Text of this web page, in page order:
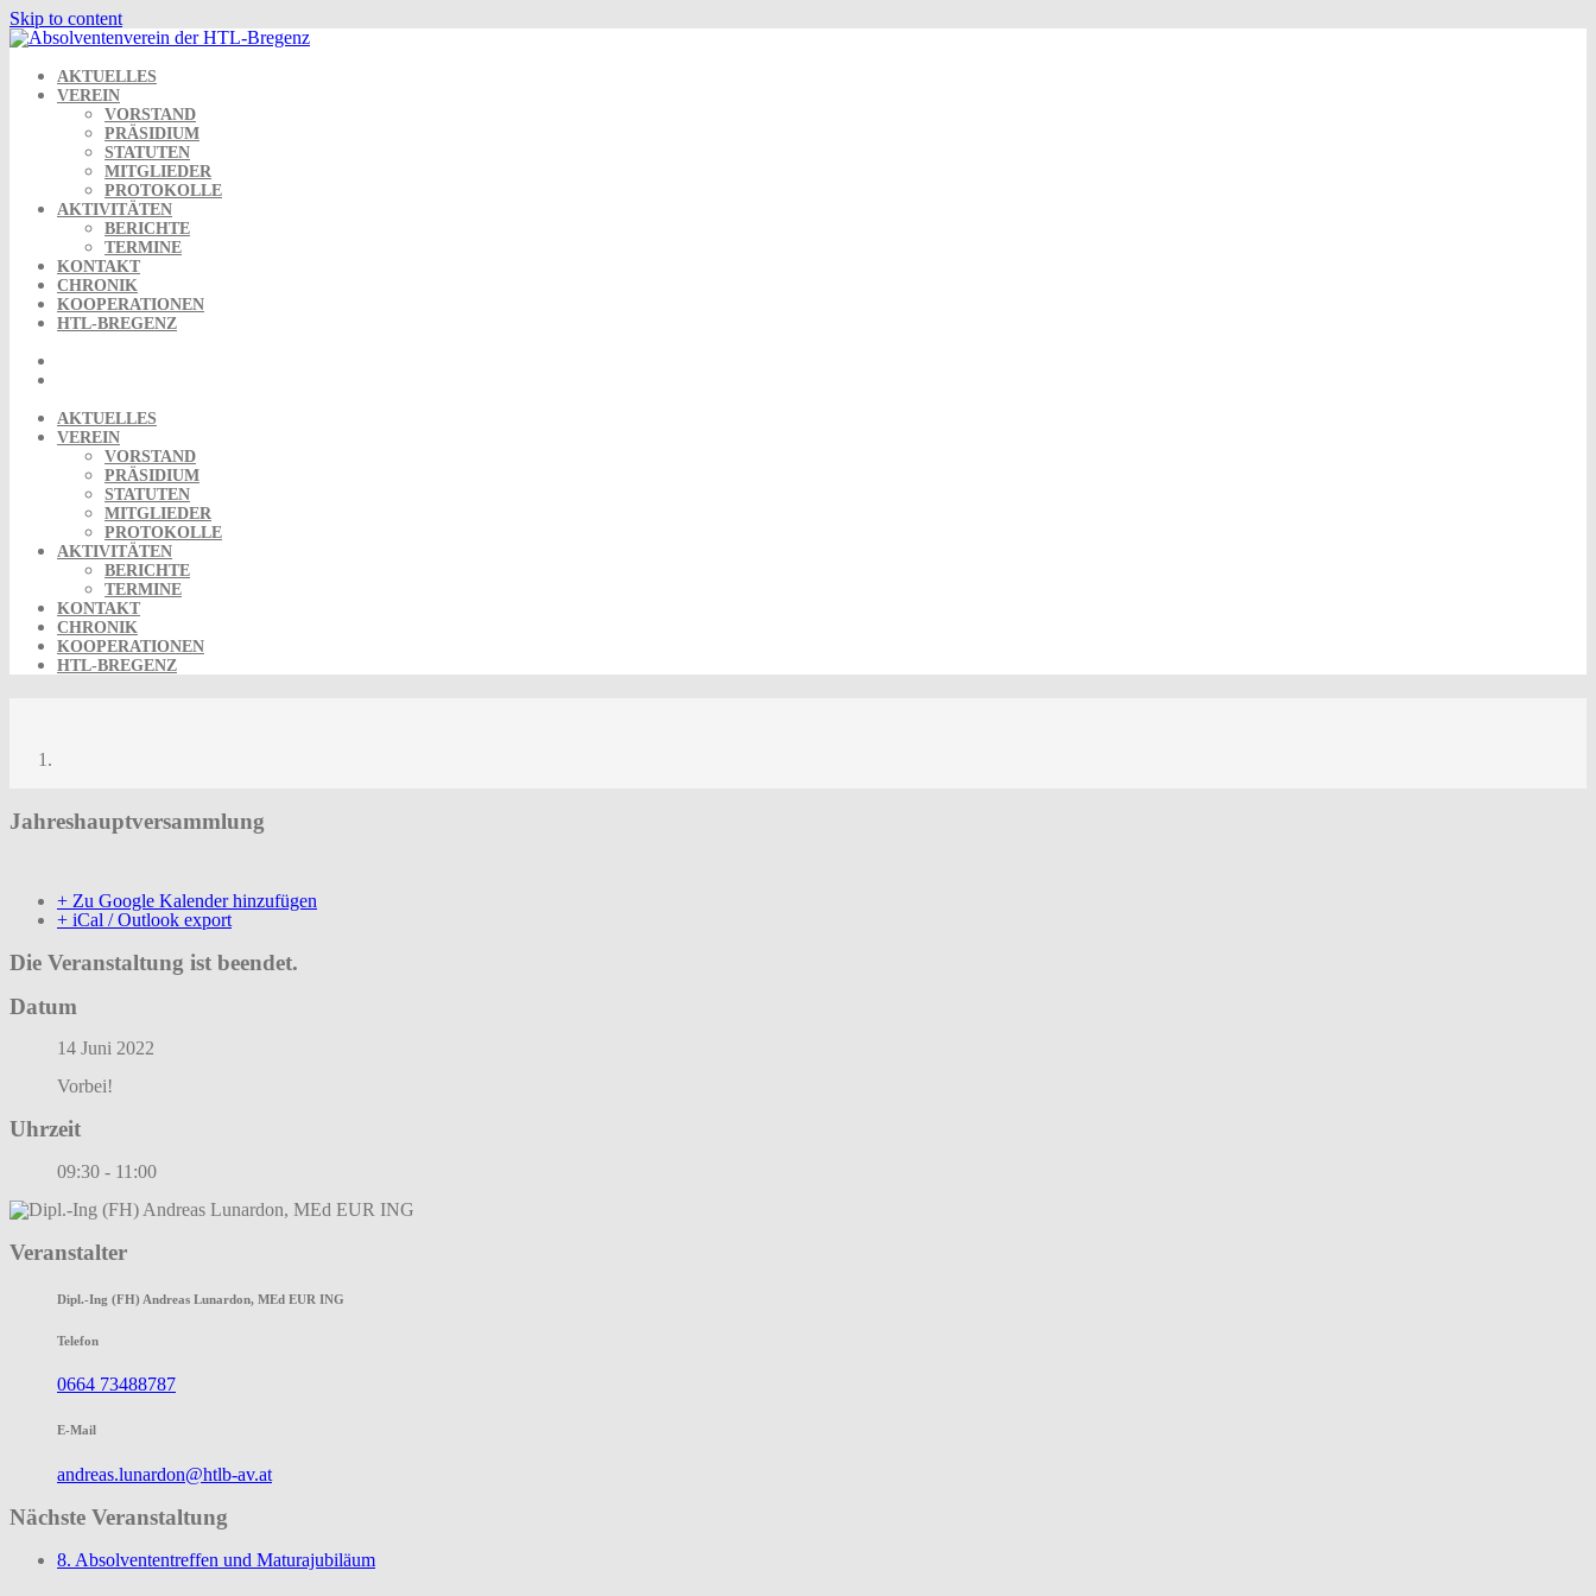
Skip to content
AKTUELLES
VEREIN
VORSTAND
PRÄSIDIUM
STATUTEN
MITGLIEDER
PROTOKOLLE
AKTIVITÄTEN
BERICHTE
TERMINE
KONTAKT
CHRONIK
KOOPERATIONEN
HTL-BREGENZ
AKTUELLES
VEREIN
VORSTAND
PRÄSIDIUM
STATUTEN
MITGLIEDER
PROTOKOLLE
AKTIVITÄTEN
BERICHTE
TERMINE
KONTAKT
CHRONIK
KOOPERATIONEN
HTL-BREGENZ
Jahreshauptversammlung
+ Zu Google Kalender hinzufügen
+ iCal / Outlook export
Die Veranstaltung ist beendet.
Datum
14 Juni 2022
Vorbei!
Uhrzeit
09:30 - 11:00
Veranstalter
Dipl.-Ing (FH) Andreas Lunardon, MEd EUR ING
Telefon
0664 73488787
E-Mail
andreas.lunardon@htlb-av.at
Nächste Veranstaltung
8. Absolvententreffen und Maturajubiläum